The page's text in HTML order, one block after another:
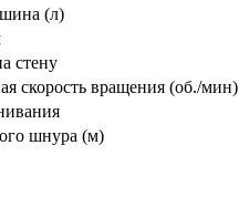
(л)
стену
скорость вращения (об./мин)
шнура (м)